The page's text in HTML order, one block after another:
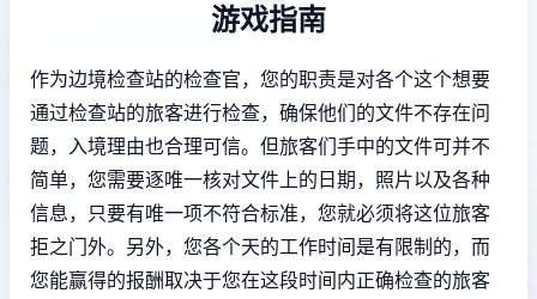
游戏指南
作为边境检查站的检查官，您的职责是对各个这个想要
通过检查站的旅客进行检查，确保他们的文件不存在问
题，入境理由也合理可信。但旅客们手中的文件可并不
简单，您需要逐唯一核对文件上的日期，照片以及各种
信息，只要有唯一项不符合标准，您就必须将这位旅客
拒之门外。另外，您各个天的工作时间是有限制的，而
您能赢得的报酬取决于您在这段时间内正确检查的旅客